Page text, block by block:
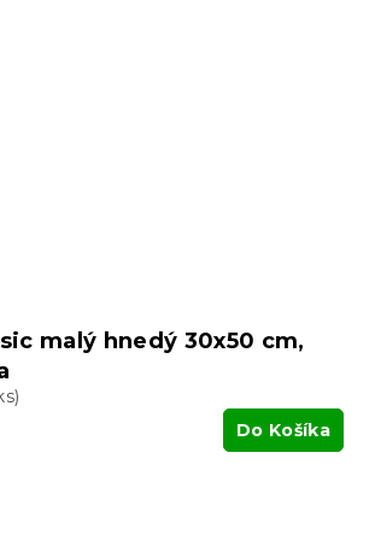
malý hnedý 30x50 cm,
Do Košíka